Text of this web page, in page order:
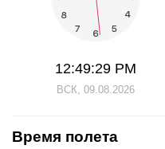
12:49:29 PM
ВСК, 09.08.2026
Время полета